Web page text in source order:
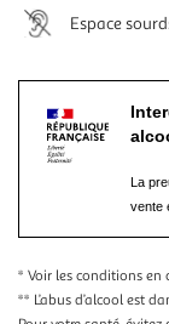
Espace
La
vente
* Voir les conditions en
** L’abus d’alcool est